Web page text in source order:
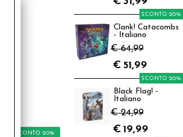
SCONTO 20%
Clank! Catacombs
- Italiano
€ 64,99
SCONTO 20%
€ 51,99
Black Flag! -
Italiano
€ 24,99
SCONTO 20%
€ 19,99